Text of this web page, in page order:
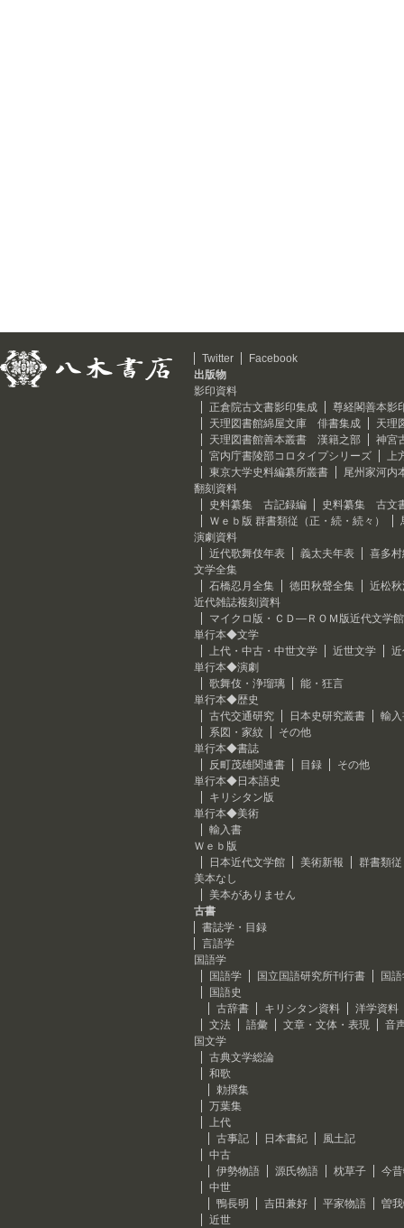
Twitter
Facebook
出版物
影印資料
正倉院古文書影印集成
尊経閣善本影
天理図書館綿屋文庫 俳書集成
天理
天理図書館善本叢書 漢籍之部
神宮
宮内庁書陵部コロタイプシリーズ
上
東京大学史料編纂所叢書
尾州家河内
翻刻資料
史料纂集 古記録編
史料纂集 古文
Ｗｅｂ版 群書類従（正・続・続々）
演劇資料
近代歌舞伎年表
義太夫年表
喜多
文学全集
石橋忍月全集
徳田秋聲全集
近松
近代雑誌複刻資料
マイクロ版・ＣＤ―ＲＯＭ版近代文学館
単行本◆文学
上代・中古・中世文学
近世文学
単行本◆演劇
歌舞伎・浄瑠璃
能・狂言
単行本◆歴史
古代交通研究
日本史研究叢書
輸
系図・家紋
その他
単行本◆書誌
反町茂雄関連書
目録
その他
単行本◆日本語史
キリシタン版
単行本◆美術
輸入書
Ｗｅｂ版
日本近代文学館
美術新報
群書類
美本なし
美本がありません
古書
書誌学・目録
言語学
国語学
国語学
国立国語研究所刊行書
国
国語史
古辞書
キリシタン資料
洋学資料
文法
語彙 文章・文体・表現
音
国文学
古典文学総論
和歌
勅撰集
万葉集
上代
古事記
日本書紀
風土記
中古
伊勢物語
源氏物語 枕草子
今
中世
鴨長明
吉田兼好 平家物語
曽
近世